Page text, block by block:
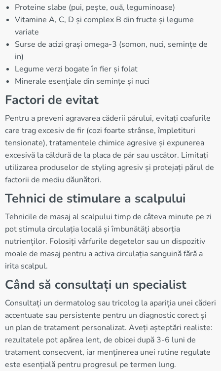
Proteine slabe (pui, pește, ouă, leguminoase)
Vitamine A, C, D și complex B din fructe și legume
variate
Surse de acizi grași omega-3 (somon, nuci, semințe de
in)
Legume verzi bogate în fier și folat
Minerale esențiale din semințe și nuci
Factori de evitat
Pentru a preveni agravarea căderii părului, evitați coafurile
care trag excesiv de fir (cozi foarte strânse, împletituri
tensionate), tratamentele chimice agresive și expunerea
excesivă la căldură de la placa de păr sau uscător. Limitați
utilizarea produselor de styling agresiv și protejați părul de
factorii de mediu dăunători.
Tehnici de stimulare a scalpului
Tehnicile de masaj al scalpului timp de câteva minute pe zi
pot stimula circulația locală și îmbunătăți absorția
nutrienților. Folosiți vârfurile degetelor sau un dispozitiv
moale de masaj pentru a activa circulația sanguină fără a
irita scalpul.
Când să consultați un specialist
Consultați un dermatolog sau tricolog la apariția unei căderi
accentuate sau persistente pentru un diagnostic corect și
un plan de tratament personalizat. Aveți așteptări realiste:
rezultatele pot apărea lent, de obicei după 3-6 luni de
tratament consecvent, iar menținerea unei rutine regulate
este esențială pentru progresul pe termen lung.